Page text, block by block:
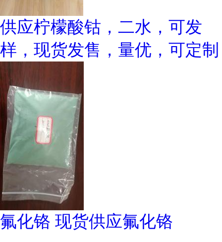
供应柠檬酸钴，二水，可发
样，现货发售，量优，可定制
氟化铬 现货供应氟化铬